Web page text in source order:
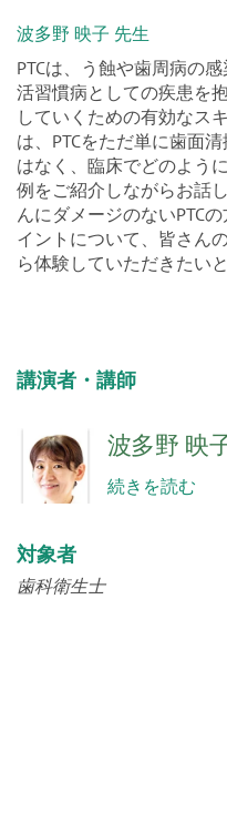
波多野 映子 先生
PTCは、う蝕や歯周病の
活習慣病としての疾患を
していくための有効なス
は、PTCをただ単に歯面
はなく、臨床でどのよう
例をご紹介しながらお話
んにダメージのないPTC
イントについて、皆さん
ら体験していただきたい
講演者・講師
波多野 映
続きを読む
対象者
歯科衛生士